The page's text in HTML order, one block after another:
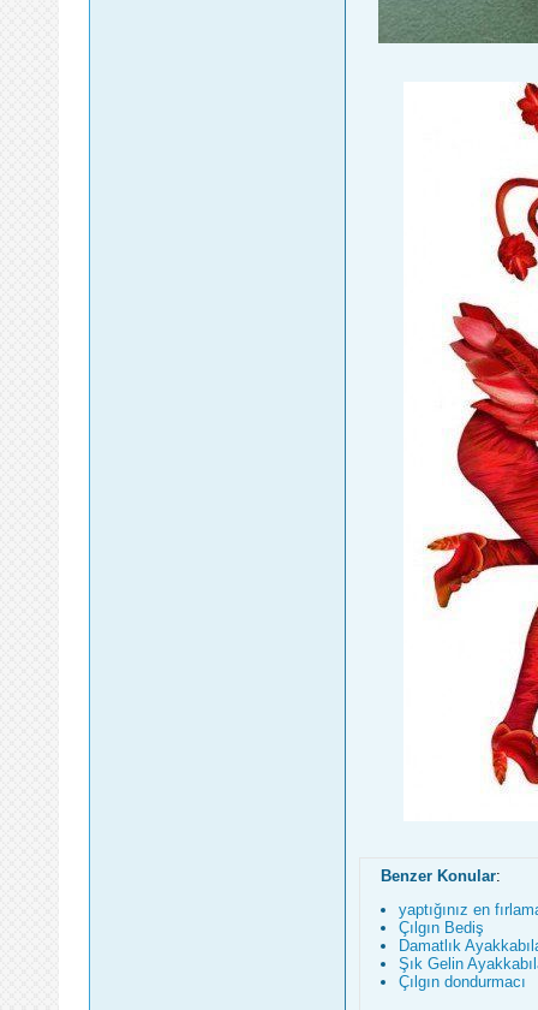
Benzer Konular:
yaptığınız en
Çılgın Bediş
Damatlık
Şık Gelin
Çılgın dondurmacı